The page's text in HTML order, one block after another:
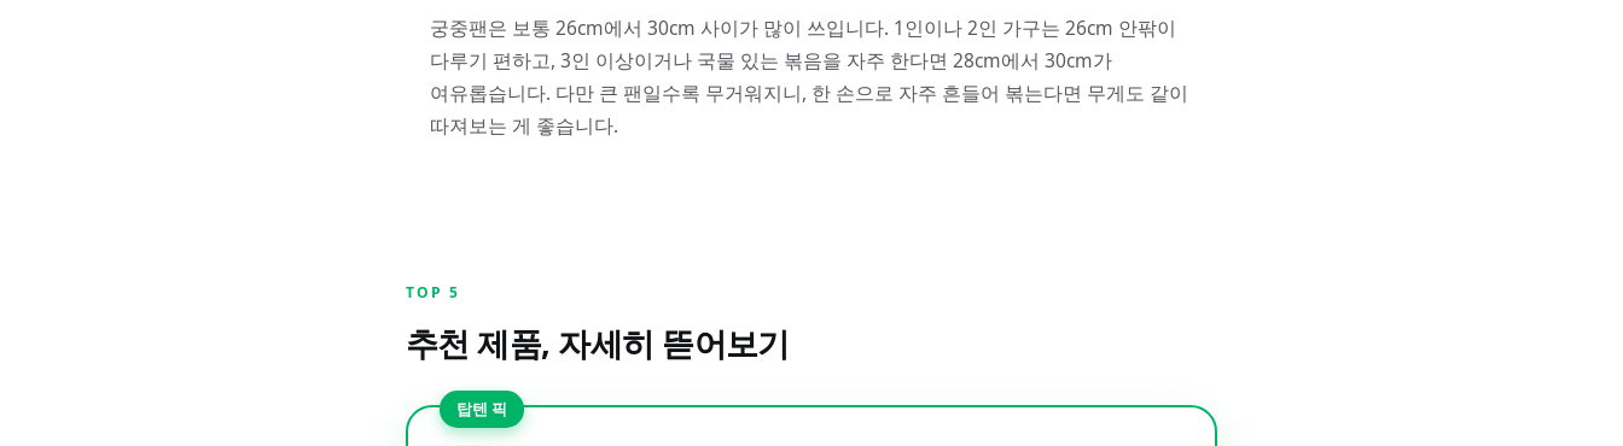
궁중팬은 보통 26cm에서 30cm 사이가 많이 쓰입니다. 1인이나 2인 가구는 26cm 안팎이
다루기 편하고, 3인 이상이거나 국물 있는 볶음을 자주 한다면 28cm에서 30cm가
여유롭습니다. 다만 큰 팬일수록 무거워지니, 한 손으로 자주 흔들어 볶는다면 무게도 같이
따져보는 게 좋습니다.
TOP 5
추천 제품, 자세히 뜯어보기
탑텐 픽